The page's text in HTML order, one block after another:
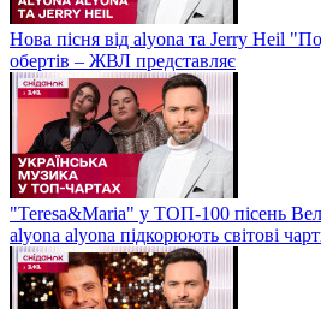
Нова пісня від alyona та Jerry Heil
обертів – ЖВЛ представляє
"Teresa&Maria" у ТОП-100 пісень
alyona alyona підкорюють світові